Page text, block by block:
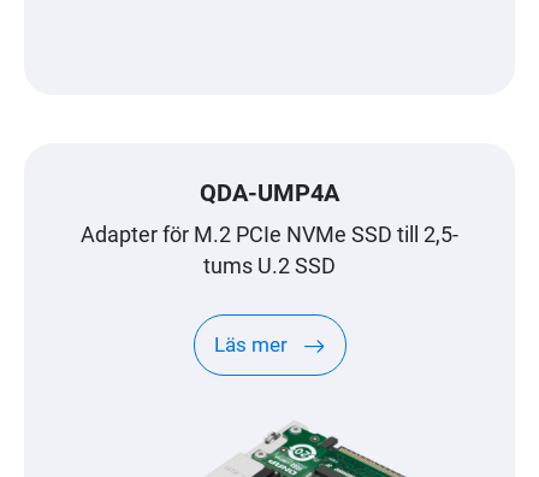
QDA-UMP4A
Adapter för M.2 PCIe NVMe SSD till 2,5-
tums U.2 SSD
Läs mer